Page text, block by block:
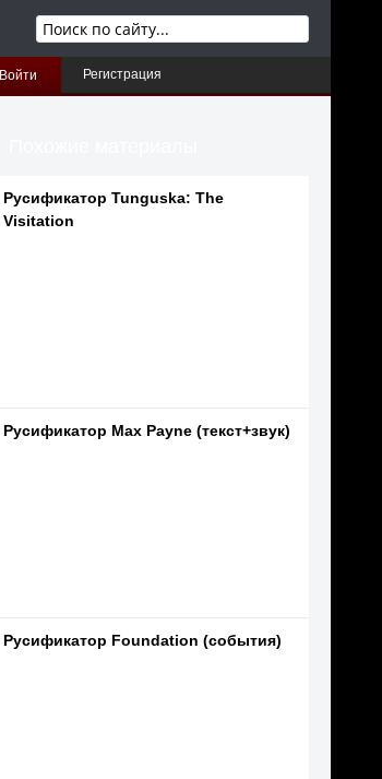
Войти Регистрация
Русификатор Tunguska: The
Visitation
Русификатор Max Payne (текст+звук)
Русификатор Foundation (события)